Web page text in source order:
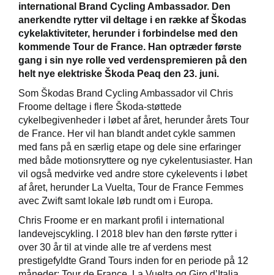
international Brand Cycling Ambassador. Den
anerkendte rytter vil deltage i en række af Škodas
cykelaktiviteter, herunder i forbindelse med den
kommende Tour de France. Han optræder første
gang i sin nye rolle ved verdenspremieren på den
helt nye elektriske Škoda Peaq den 23. juni.
Som Škodas Brand Cycling Ambassador vil Chris
Froome deltage i flere Škoda-støttede
cykelbegivenheder i løbet af året, herunder årets Tour
de France. Her vil han blandt andet cykle sammen
med fans på en særlig etape og dele sine erfaringer
med både motionsryttere og nye cykelentusiaster. Han
vil også medvirke ved andre store cykelevents i løbet
af året, herunder La Vuelta, Tour de France Femmes
avec Zwift samt lokale løb rundt om i Europa.
Chris Froome er en markant profil i international
landevejscykling. I 2018 blev han den første rytter i
over 30 år til at vinde alle tre af verdens mest
prestigefyldte Grand Tours inden for en periode på 12